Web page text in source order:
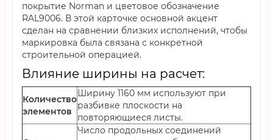
покрытие Norman и цветовое обозначение
RAL9006. В этой карточке основной акцент
сделан на сравнении близких исполнений, чтобы
маркировка была связана с конкретной
строительной операцией.
Влияние ширины на расчет:
Количество
элементов
Ширину 1160 мм используют при
разбивке плоскости на
повторяющиеся листы.
Число продольных соединений